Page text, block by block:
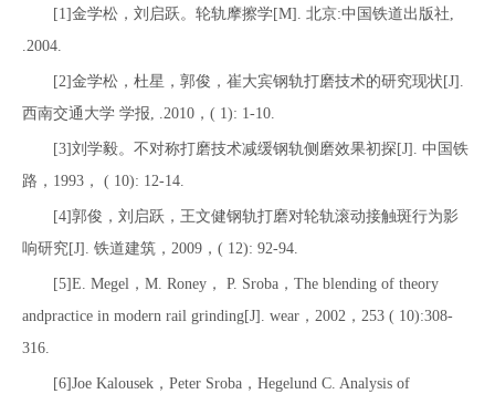
[1]金学松，刘启跃。轮轨摩擦学[M]. 北京:中国铁道出版社,
.2004.
[2]金学松，杜星，郭俊，崔大宾钢轨打磨技术的研究现状[J].
西南交通大学 学报, .2010，( 1): 1-10.
[3]刘学毅。不对称打磨技术减缓钢轨侧磨效果初探[J]. 中国铁
路，1993， ( 10): 12-14.
[4]郭俊，刘启跃，王文健钢轨打磨对轮轨滚动接触斑行为影
响研究[J]. 铁道建筑，2009，( 12): 92-94.
[5]E. Megel，M. Roney， P. Sroba，The blending of theory
andpractice in modern rail grinding[J]. wear，2002，253 ( 10):308-
316.
[6]Joe Kalousek，Peter Sroba，Hegelund C. Analysis of